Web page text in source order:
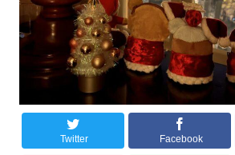
Twitter Facebook